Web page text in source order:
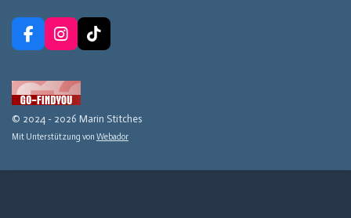
F
a
e
b
o
k
I
n
t
a
g
a
T
i
k
© 2024 - 2026 Marin Stitches
Mit Unterstützung von Webador